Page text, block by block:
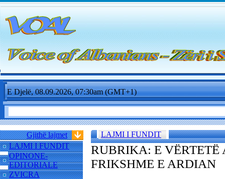
E Djelë, 08.09.2026, 07:30am (GMT+1)
Gjithë lajmet
LAJMI I FUNDIT
OPINONE-
EDITORIALE
ZVICRA
LAJMI I FUNDIT
RUBRIKA: E VËRTETË
FRIKSHME E ARDIAN